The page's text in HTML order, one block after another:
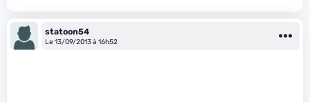
statoon54
Le 13/09/2013 à 16h52